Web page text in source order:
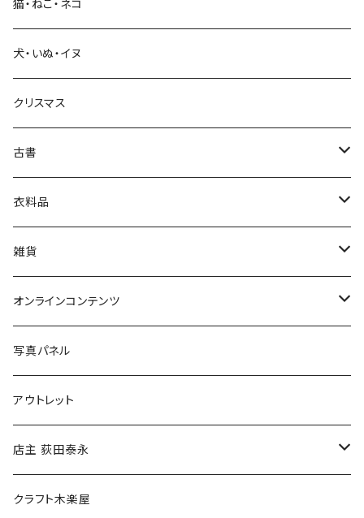
生活・暮らし
芸術・絵画・写真
絵本・児童書
娯楽・エンターテインメント
猫・ねこ・ネコ
犬・いぬ・イヌ
クリスマス
古書
古書セット
美術
衣料品
POLEWARDS
Tシャツ
雑貨
バッグ
ブックカバー
マグカップ
傘
食料品
オンラインコンテンツ
冒険クロストーク
写真パネル
アウトレット
店主 荻田泰永
書籍
クラフト木楽屋